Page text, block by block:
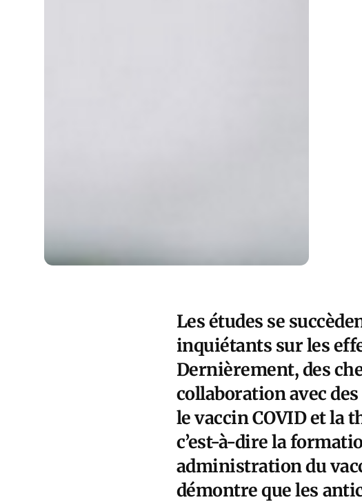
Les études se
inquiétants sur les
Dernièrement, des
collaboration avec
le vaccin COVID et
c’est-à-dire la
administration du
démontre que les